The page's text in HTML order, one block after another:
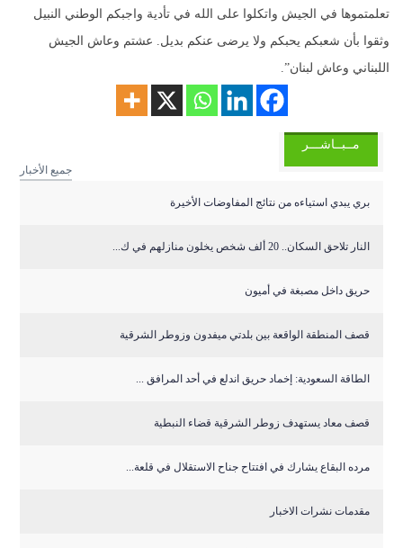
تعلمتموها في الجيش واتكلوا على الله في تأدية واجبكم الوطني النبيل
وثقوا بأن شعبكم يحبكم ولا يرضى عنكم بديل. عشتم وعاش الجيش
اللبناني وعاش لبنان”.
مــبــاشـــر
جميع الأخبار
بري يبدي استياءه من نتائج المفاوضات الأخيرة
النار تلاحق السكان.. 20 ألف شخص يخلون منازلهم في ك...
حريق داخل مصبغة في أميون
قصف المنطقة الواقعة بين بلدتي ميفدون وزوطر الشرقية
‏الطاقة السعودية: إخماد حريق اندلع في أحد المرافق ...
قصف معاد يستهدف زوطر الشرقية قضاء النبطية
مرده البقاع يشارك في افتتاح جناح الاستقلال في قلعة...
مقدمات نشرات الاخبار